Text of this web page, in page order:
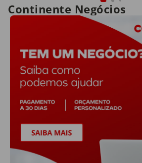
Continente Negócios